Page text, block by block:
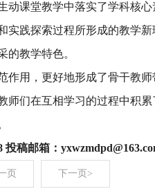
动课堂教学中落实了学科核
实践探索过程所形成的教学
的教学特色。
作用，更好地形成了骨干教
师们在互相学习的过程中积
稿邮箱：
页 下一页>